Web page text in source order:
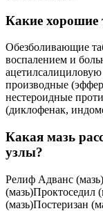
Какие хорошие
Обезболивающие
воспалением и
производные
нестероидные
(диклофенак,
Какая мазь
узлы?
Релиф Адванс
(мазь)Проктоседил
(мазь)Постеризан